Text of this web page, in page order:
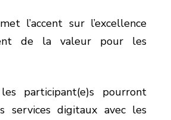
l’accent sur l’excellence
de la valeur pour les
participant(e)s pourront
services digitaux avec les